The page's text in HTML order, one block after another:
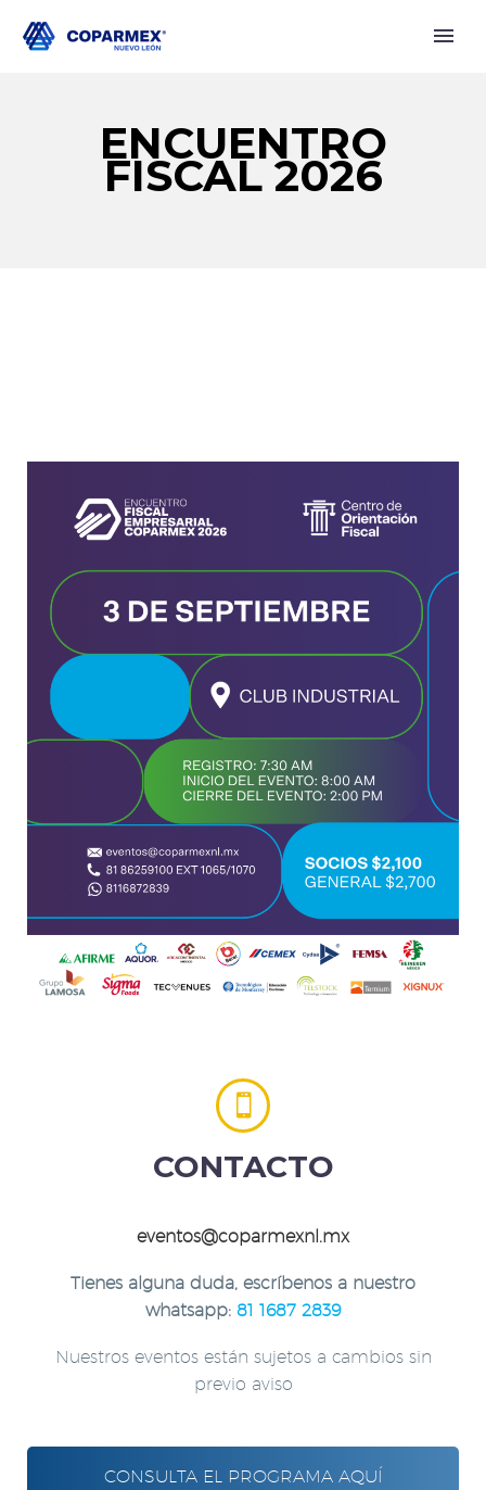
ENCUENTRO
FISCAL 2026


CONTACTO
eventos@coparmexnl.mx
Tienes alguna duda, escríbenos a nuestro
whatsapp: 81 1687 2839
Nuestros eventos están sujetos a cambios sin
previo aviso
CONSULTA EL PROGRAMA AQUÍ